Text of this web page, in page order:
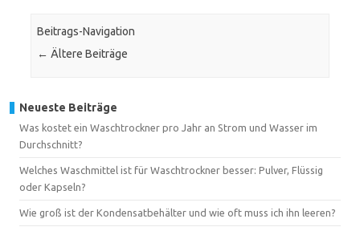
Beitrags-Navigation
← Ältere Beiträge
Neueste Beiträge
Was kostet ein Waschtrockner pro Jahr an Strom und Wasser im
Durchschnitt?
Welches Waschmittel ist für Waschtrockner besser: Pulver, Flüssig
oder Kapseln?
Wie groß ist der Kondensatbehälter und wie oft muss ich ihn leeren?